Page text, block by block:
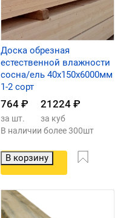
Доска обрезная
естественной влажности
сосна/ель 40х150х6000мм
1-2 сорт
764 ₽ 21224 ₽
за шт.
за куб
В наличии более 300шт
В корзину